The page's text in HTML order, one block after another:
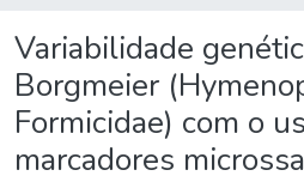
Variabilidade
Borgmeier
Formicidae) com o
marcadores